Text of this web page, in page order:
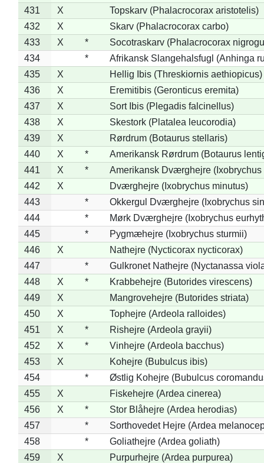
431
X
Topskarv (Phalacrocorax aristotelis)
432
X
Skarv (Phalacrocorax carbo)
433
X *
Socotraskarv (Phalacrocorax
434
*
Afrikansk Slangehalsfugl (Anhinga
435
X
Hellig Ibis (Threskiornis aethiopicus)
436
X
Eremitibis (Geronticus eremita)
437
X
Sort Ibis (Plegadis falcinellus)
438
X
Skestork (Platalea leucorodia)
439
X
Rørdrum (Botaurus stellaris)
440
X *
Amerikansk Rørdrum (Botaurus
441
X *
Amerikansk Dværghejre (Ixobrychus
442
X
Dværghejre (Ixobrychus minutus)
443
*
Okkergul Dværghejre (Ixobrychus
444
*
Mørk Dværghejre (Ixobrychus
445
*
Pygmæhejre (Ixobrychus sturmii)
446
X
Nathejre (Nycticorax nycticorax)
447
*
Gulkronet Nathejre (Nyctanassa
448
X *
Krabbehejre (Butorides virescens)
449
X
Mangrovehejre (Butorides striata)
450
X
Tophejre (Ardeola ralloides)
451
X *
Rishejre (Ardeola grayii)
452
X *
Vinhejre (Ardeola bacchus)
453
X
Kohejre (Bubulcus ibis)
454
*
Østlig Kohejre (Bubulcus
455
X
Fiskehejre (Ardea cinerea)
456
X *
Stor Blåhejre (Ardea herodias)
457
*
Sorthovedet Hejre (Ardea
458
*
Goliathejre (Ardea goliath)
459
X
Purpurhejre (Ardea purpurea)